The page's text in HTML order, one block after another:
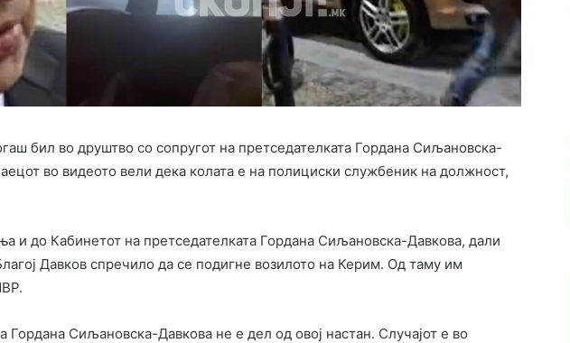
бил во друштво со сопругот на претседателката Гордана Сиљановска-
во видеото вели дека колата е на полициски службеник на должност,
и до Кабинетот на претседателката Гордана Сиљановска-Давкова, дали
Давков спречило да се подигне возилото на Керим. Од таму им
Гордана Сиљановска-Давкова не е дел од овој настан. Случајот е во